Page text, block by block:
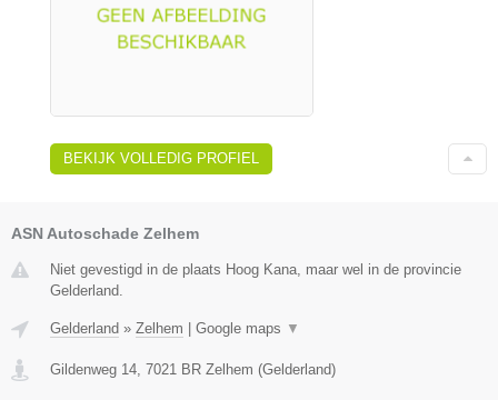
BEKIJK VOLLEDIG PROFIEL
ASN Autoschade Zelhem
Niet gevestigd in de plaats Hoog Kana, maar wel in de provincie
Gelderland.
Gelderland » Zelhem | Google maps ▼
Gildenweg 14 7021 BR Zelhem (Gelderland)